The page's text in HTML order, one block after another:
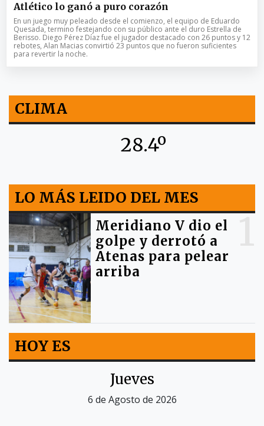
Atlético lo ganó a puro corazón
En un juego muy peleado desde el comienzo, el equipo de Eduardo
Quesada, termino festejando con su público ante el duro Estrella de
Berisso. Diego Pérez Díaz fue el jugador destacado con 26 puntos y 12
rebotes, Alan Macias convirtió 23 puntos que no fueron suficientes
para revertir la noche.
CLIMA
28.4º
LO MÁS LEIDO DEL MES
Meridiano V dio el
golpe y derrotó a
Atenas para pelear
arriba
HOY ES
Jueves
6 de Agosto de 2026